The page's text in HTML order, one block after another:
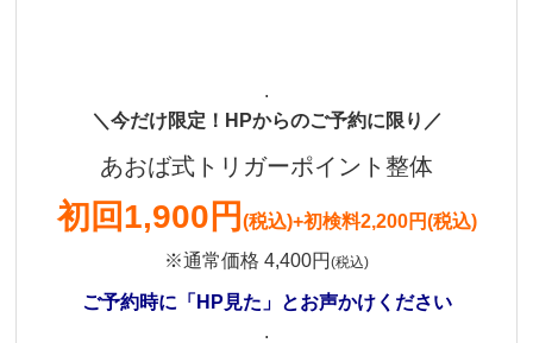
.
＼今だけ限定！HPからのご予約に限り／
あおば式トリガーポイント整体
初回1,900円 (税込)+初検料2,200円(税込)
※通常価格 4,400円 (税込)
ご予約時に「HP見た」とお声かけください
.